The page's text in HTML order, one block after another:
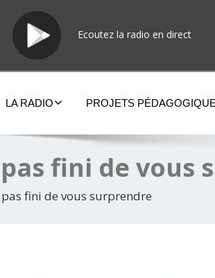
Ecoutez la radio en direct
LA RADIO PROJETS
pas fini de vous
pas fini de vous surprendre